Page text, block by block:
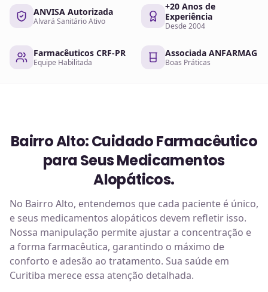
ANVISA Autorizada
Alvará Sanitário Ativo
+20 Anos de
Experiência
Desde 2004
Farmacêuticos CRF-PR
Equipe Habilitada
Associada ANFARMAG
Boas Práticas
Bairro Alto: Cuidado Farmacêutico
para Seus Medicamentos
Alopáticos.
No Bairro Alto, entendemos que cada paciente é único,
e seus medicamentos alopáticos devem refletir isso.
Nossa manipulação permite ajustar a concentração e
a forma farmacêutica, garantindo o máximo de
conforto e adesão ao tratamento. Sua saúde em
Curitiba merece essa atenção detalhada.